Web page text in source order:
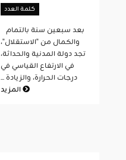
كلمة العدد
والكمال من "الاستقلال"،
تجد دولة المدنية والحداثة،
في الارتفاع القياسي في
درجات الحرارة، والزيادة ...
المزيد